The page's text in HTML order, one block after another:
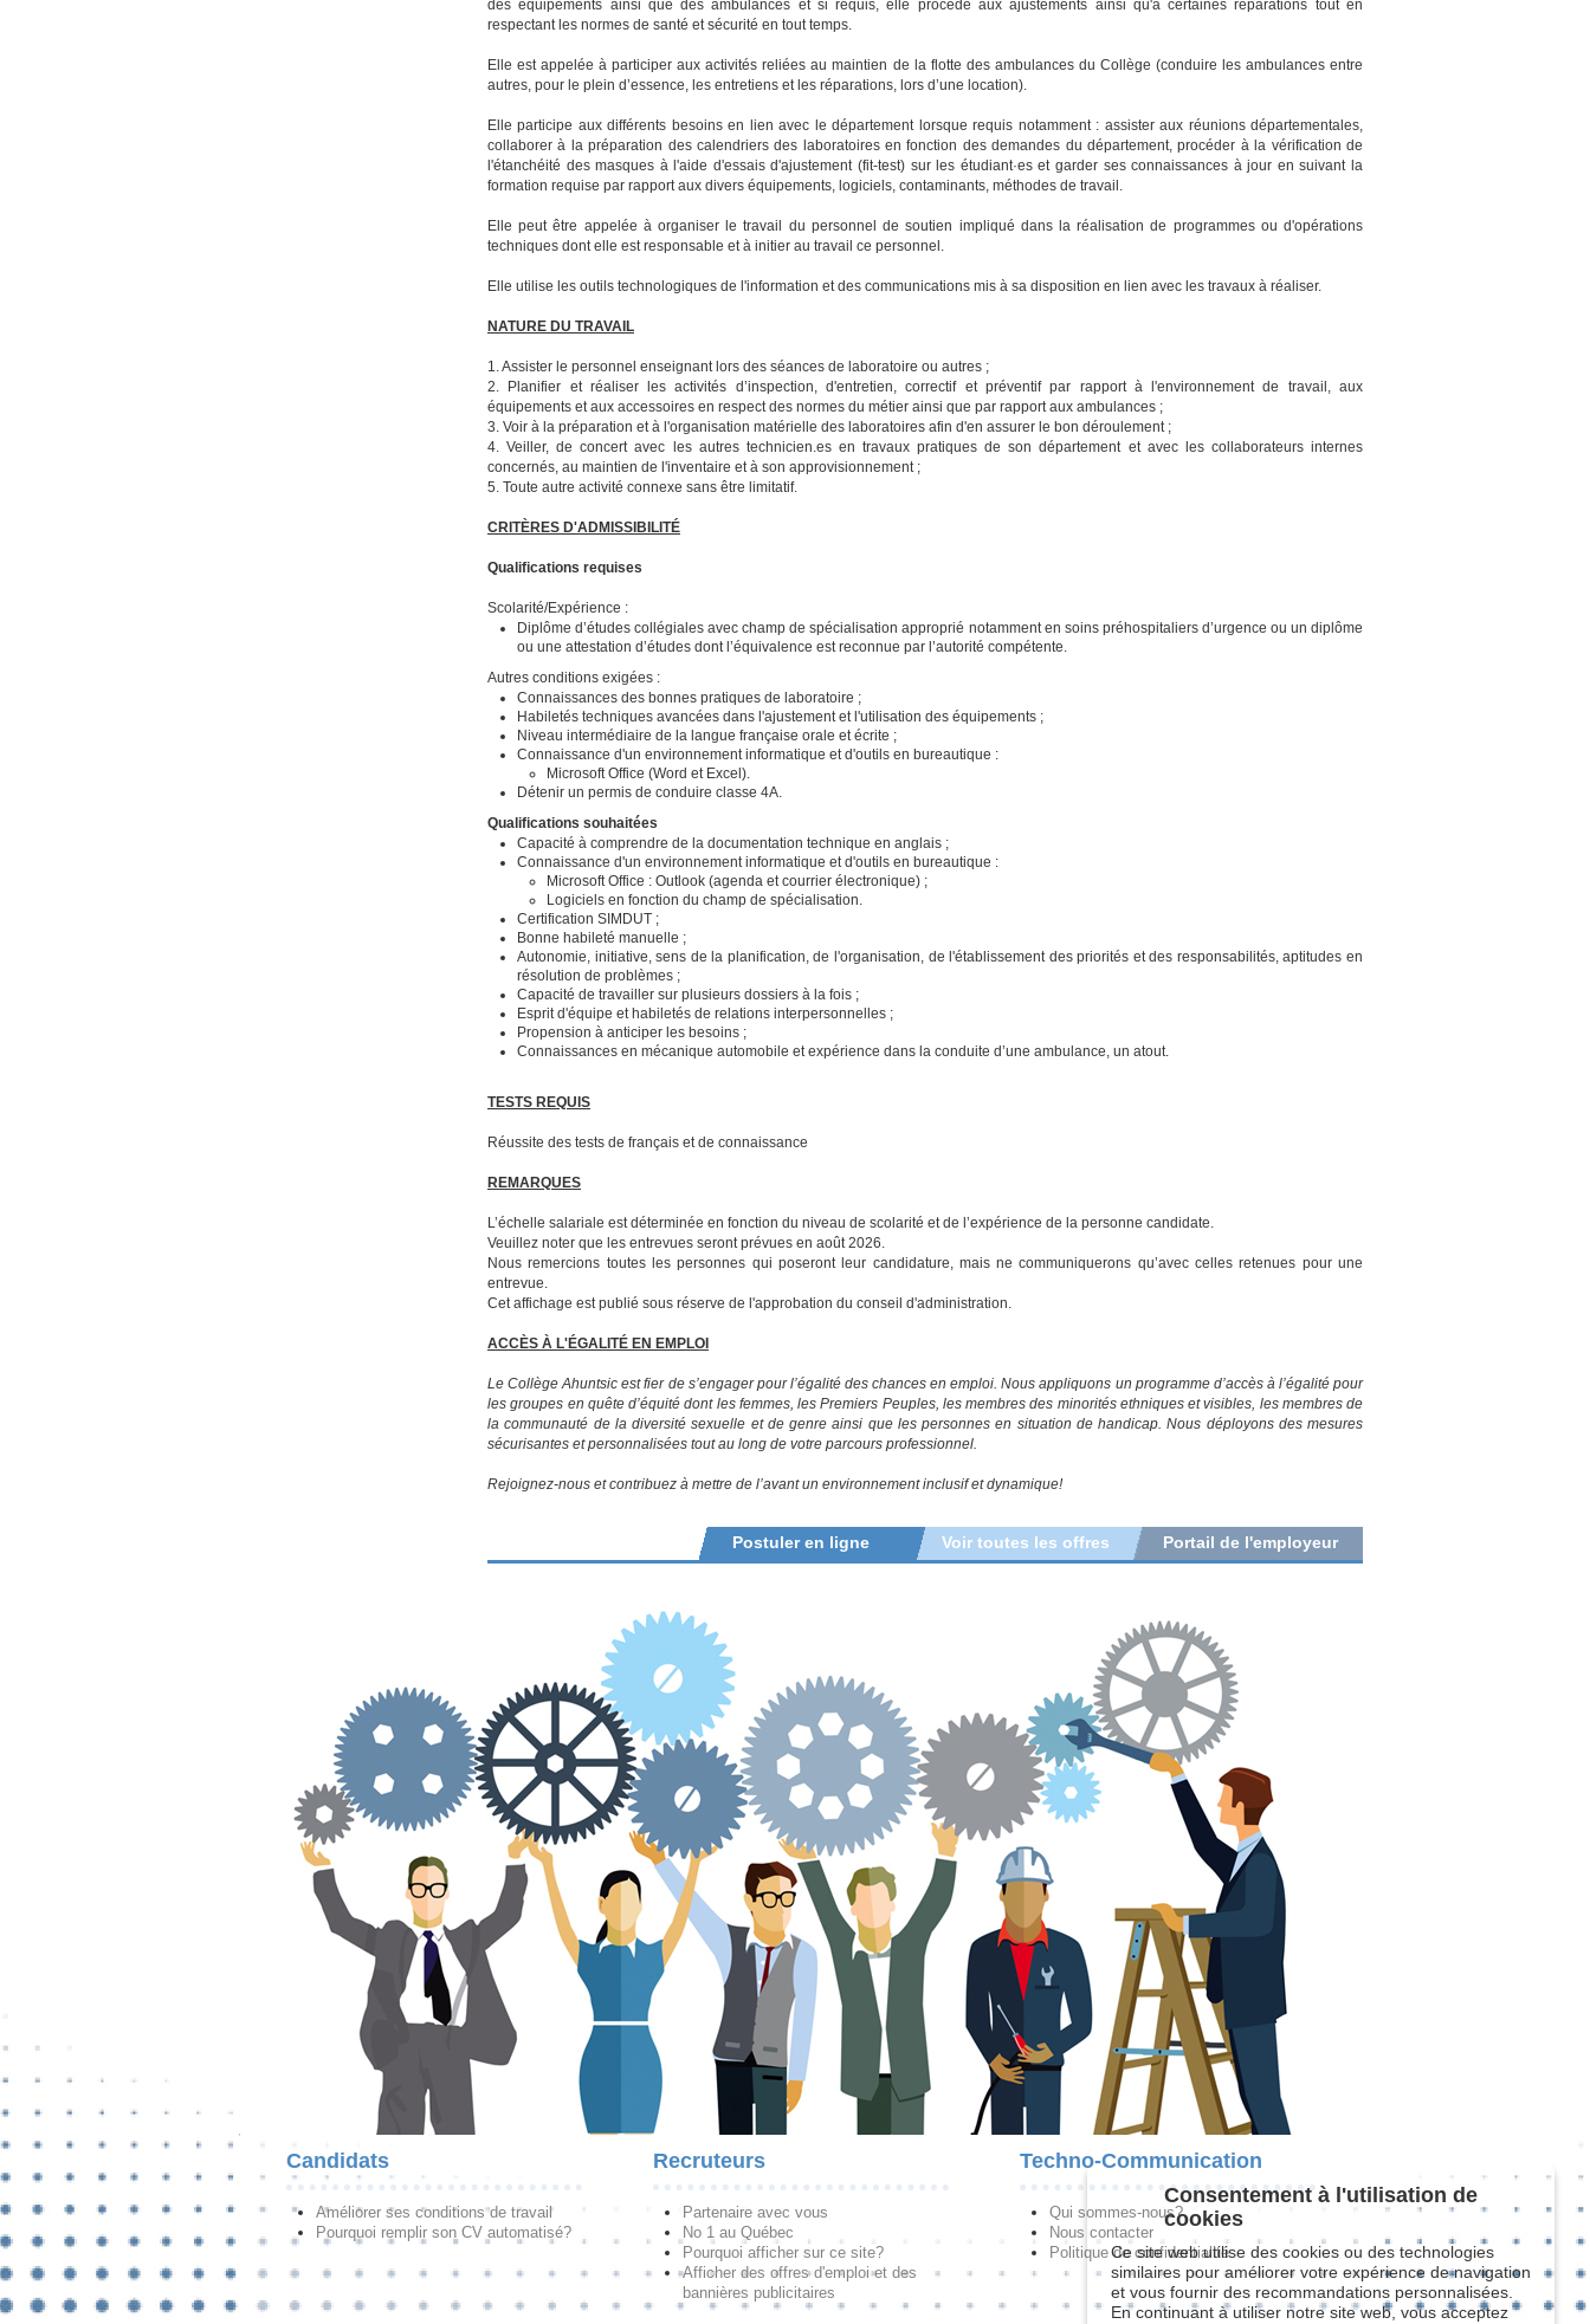
des équipements ainsi que des ambulances et si requis, elle procède aux ajustements ainsi qu'à certaines réparations tout en
respectant les normes de santé et sécurité en tout temps.
Elle est appelée à participer aux activités reliées au maintien de la flotte des ambulances du Collège (conduire les ambulances entre
autres, pour le plein d’essence, les entretiens et les réparations, lors d’une location).
Elle participe aux différents besoins en lien avec le département lorsque requis notamment : assister aux réunions départementales,
collaborer à la préparation des calendriers des laboratoires en fonction des demandes du département, procéder à la vérification de
l'étanchéité des masques à l'aide d'essais d'ajustement (fit-test) sur les étudiant·es et garder ses connaissances à jour en suivant la
formation requise par rapport aux divers équipements, logiciels, contaminants, méthodes de travail.
Elle peut être appelée à organiser le travail du personnel de soutien impliqué dans la réalisation de programmes ou d'opérations
techniques dont elle est responsable et à initier au travail ce personnel.
Elle utilise les outils technologiques de l'information et des communications mis à sa disposition en lien avec les travaux à réaliser.
NATURE DU TRAVAIL
1. Assister le personnel enseignant lors des séances de laboratoire ou autres ;
2. Planifier et réaliser les activités d’inspection, d'entretien, correctif et préventif par rapport à l'environnement de travail, aux
équipements et aux accessoires en respect des normes du métier ainsi que par rapport aux ambulances ;
3. Voir à la préparation et à l'organisation matérielle des laboratoires afin d'en assurer le bon déroulement ;
4. Veiller, de concert avec les autres technicien.es en travaux pratiques de son département et avec les collaborateurs internes
concernés, au maintien de l'inventaire et à son approvisionnement ;
5. Toute autre activité connexe sans être limitatif.
CRITÈRES D'ADMISSIBILITÉ
Qualifications requises
Scolarité/Expérience :
Diplôme d’études collégiales avec champ de spécialisation approprié notamment en soins préhospitaliers d’urgence ou un diplôme
ou une attestation d’études dont l’équivalence est reconnue par l’autorité compétente.
Autres conditions exigées :
Connaissances des bonnes pratiques de laboratoire ;
Habiletés techniques avancées dans l'ajustement et l'utilisation des équipements ;
Niveau intermédiaire de la langue française orale et écrite ;
Connaissance d'un environnement informatique et d'outils en bureautique :
Microsoft Office (Word et Excel).
Détenir un permis de conduire classe 4A.
Qualifications souhaitées
Capacité à comprendre de la documentation technique en anglais ;
Connaissance d'un environnement informatique et d'outils en bureautique :
Microsoft Office : Outlook (agenda et courrier électronique) ;
Logiciels en fonction du champ de spécialisation.
Certification SIMDUT ;
Bonne habileté manuelle ;
Autonomie, initiative, sens de la planification, de l'organisation, de l'établissement des priorités et des responsabilités, aptitudes en
résolution de problèmes ;
Capacité de travailler sur plusieurs dossiers à la fois ;
Esprit d'équipe et habiletés de relations interpersonnelles ;
Propension à anticiper les besoins ;
Connaissances en mécanique automobile et expérience dans la conduite d’une ambulance, un atout.
TESTS REQUIS
Réussite des tests de français et de connaissance
REMARQUES
L’échelle salariale est déterminée en fonction du niveau de scolarité et de l’expérience de la personne candidate.
Veuillez noter que les entrevues seront prévues en août 2026.
Nous remercions toutes les personnes qui poseront leur candidature, mais ne communiquerons qu’avec celles retenues pour une
entrevue.
Cet affichage est publié sous réserve de l'approbation du conseil d'administration.
ACCÈS À L'ÉGALITÉ EN EMPLOI
Le Collège Ahuntsic est fier de s’engager pour l’égalité des chances en emploi.Nous appliquons un programme d’accès à l’égalité pour
les groupes en quête d’équité dont les femmes, les Premiers Peuples, les membres des minorités ethniques et visibles, les membres de
la communauté de la diversité sexuelle et de genre ainsi que les personnes en situation de handicap.Nous déployons des mesures
sécurisantes et personnalisées tout au long de votre parcours professionnel.
Rejoignez-nous et contribuez à mettre de l’avant un environnement inclusif et dynamique!
Portail de l'employeur
Voir toutes les offres
Postuler en ligne
Candidats
Améliorer ses conditions de travail
Pourquoi remplir son CV automatisé?
Recruteurs
Partenaire avec vous
No 1 au Québec
Pourquoi afficher sur ce site?
Afficher des offres d'emploi et des
bannières publicitaires
Techno-Communication
Qui sommes-nous?
Nous contacter
Politique de confidentialité
Consentement à l'utilisation de
cookies
Ce site web utilise des cookies ou des technologies
similaires pour améliorer votre expérience de navigation
et vous fournir des recommandations personnalisées.
En continuant à utiliser notre site web, vous acceptez